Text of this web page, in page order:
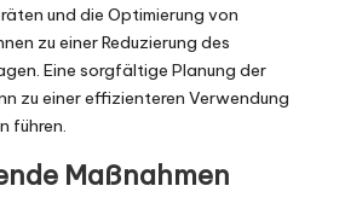
und die Optimierung von
zu einer Reduzierung des
Eine sorgfältige Planung der
zu einer effizienteren Verwendung
führen.
Maßnahmen